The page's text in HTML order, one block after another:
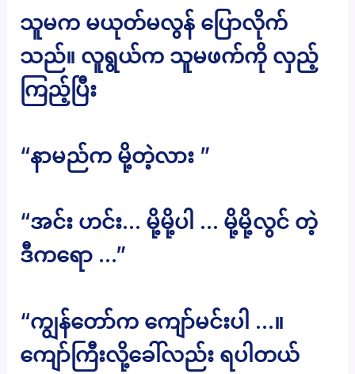
သူမက မယုတ်မလွန် ပြောလိုက်
သည်။ လူရွယ်က သူမဖက်ကို လှည့်
ကြည့်ပြီး
“နာမည်က မို့တဲ့လား ”
“အင်း ဟင်း… မို့မို့ပါ … မို့မို့လွင် တဲ့
ဒီကရော …”
“ကျွန်တော်က ကျော်မင်းပါ …။
ကျော်ကြီးလို့ခေါ်လည်း ရပါတယ်